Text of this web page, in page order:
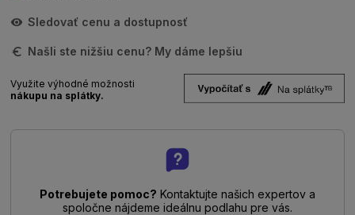
Sledovať cenu a dostupnosť
Našli ste nižšiu cenu? My dáme lepšiu
Využite výhodné možnosti
nákupu na splátky.
Potrebujete pomoc? Kontaktujte našich expertov a
spoločne nájdeme ideálnu podlahu pre vás.